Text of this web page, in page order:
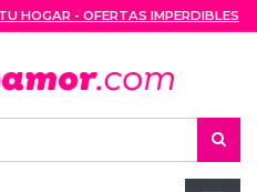
HOGAR - OFERTAS IMPERDIBLES